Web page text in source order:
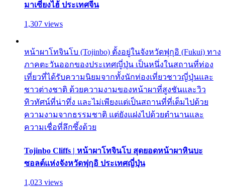
มาเซี่ยงไฮ้ ประเทศจีน
1,307 views
หน้าผาโทจินโบ (Tojinbo) ตั้งอยู่ในจังหวัดฟุกุอิ (Fukui) ทาง
ภาคตะวันออกของประเทศญี่ปุ่น เป็นหนึ่งในสถานที่ท่อง
เที่ยวที่ได้รับความนิยมจากทั้งนักท่องเที่ยวชาวญี่ปุ่นและ
ชาวต่างชาติ ด้วยความงามของหน้าผาที่สูงชันและวิว
ทิวทัศน์ที่น่าทึ่ง และไม่เพียงแต่เป็นสถานที่ที่เต็มไปด้วย
ความงามจากธรรมชาติ แต่ยังแฝงไปด้วยตำนานและ
ความเชื่อที่ลึกซึ้งด้วย
Tojinbo Cliffs | หน้าผาโทจินโบ สุดยอดหน้าผาหินบะ
ซอลต์แห่งจังหวัดฟุกุอิ ประเทศญี่ปุ่น
1,023 views